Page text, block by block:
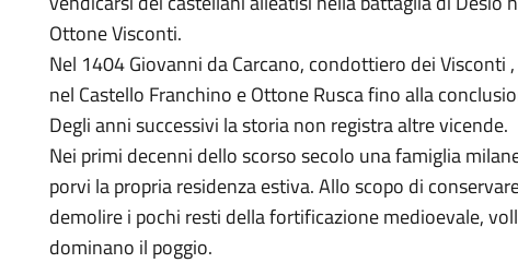
Ottone Visconti.
Nel 1404 Giovanni da Carcano, condottiero dei Visconti
nel Castello Franchino e Ottone Rusca fino alla
Degli anni successivi la storia non registra altre vicende.
Nei primi decenni dello scorso secolo una famiglia
porvi la propria residenza estiva. Allo scopo di
demolire i pochi resti della fortificazione medioevale,
dominano il poggio.